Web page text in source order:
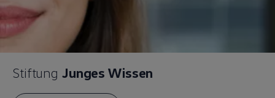
Stiftung Junges Wissen